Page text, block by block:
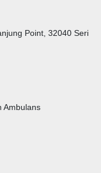
Point, 32040 Seri
Ambulans